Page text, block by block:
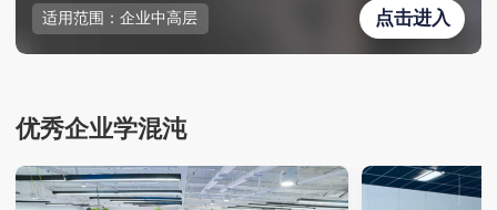
适用范围：企业中高层 点击进入
优秀企业学混沌